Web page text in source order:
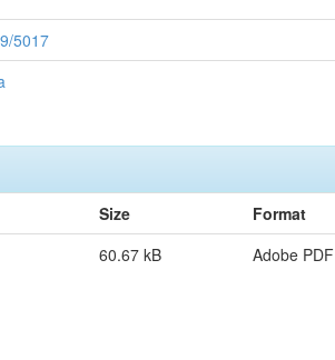
5017
Size
Format
60.67 kB Adobe PDF